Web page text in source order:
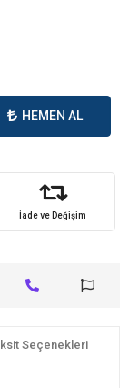
HEMEN AL
İade ve Değişim
Seçenekleri